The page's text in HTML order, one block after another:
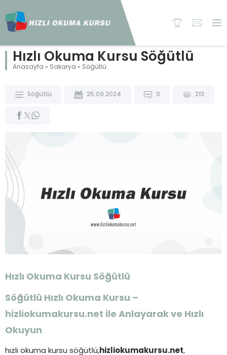
Hızlı Okuma Kursu Söğütlü
Anasayfa » Sakarya » Söğütlü
Söğütlü 25.09.2024 0 213
Hızlı Okuma Kursu Söğütlü
Söğütlü Hızlı Okuma Kursu –
hizliokumakursu.net ile Anlayarak ve Hızlı
Okuyun
hızlı okuma kursu söğütlü, hizliokumakursu.net,